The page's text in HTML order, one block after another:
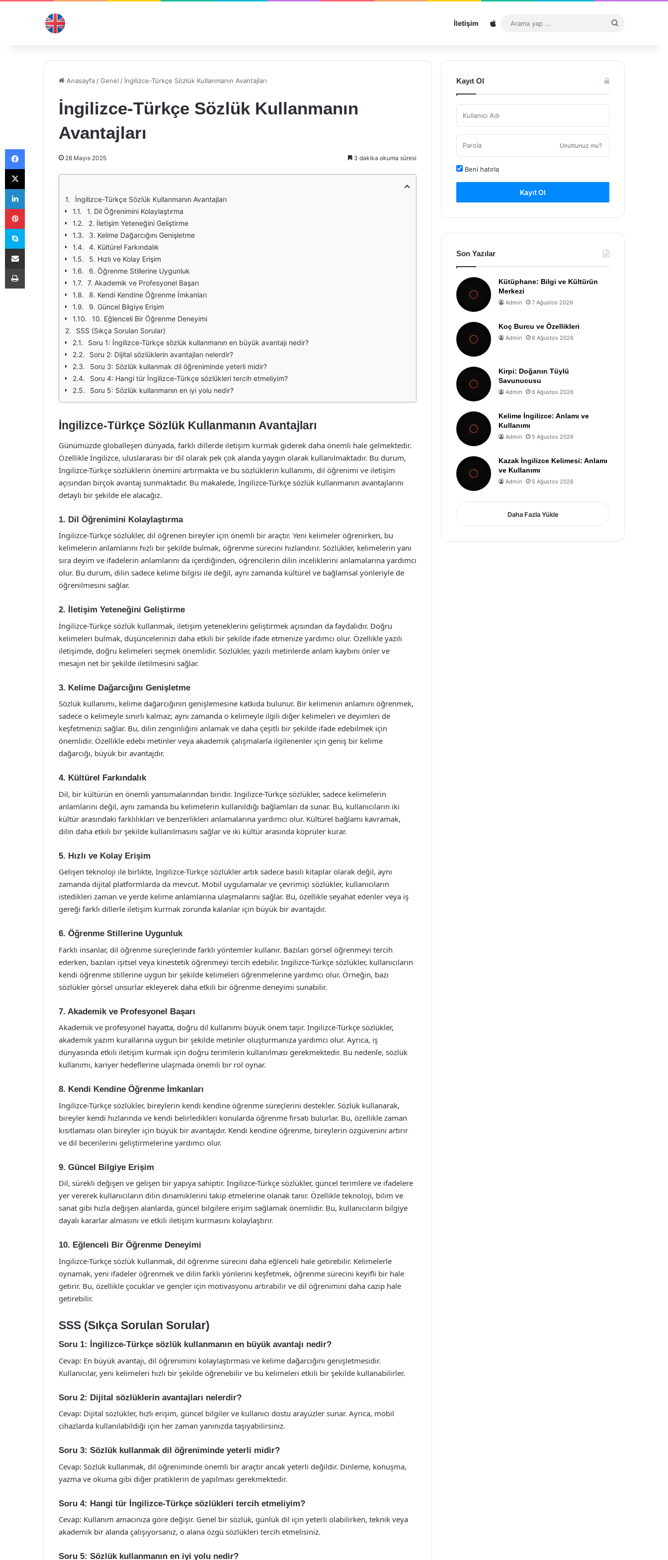
İletişim Sitemap
...
Anasayfa /Genel / İngilizce-Türkçe Sözlük Kullanmanın Avantajları
İngilizce-Türkçe Sözlük Kullanmanın
Avantajları
28 Mayıs 2025 3 dakika okuma süresi
İngilizce-Türkçe Sözlük Kullanmanın Avantajları
1. Dil Öğrenimini Kolaylaştırma
2. İletişim Yeteneğini Geliştirme
3. Kelime Dağarcığını Genişletme
4. Kültürel Farkındalık
5. Hızlı ve Kolay Erişim
6. Öğrenme Stillerine Uygunluk
7. Akademik ve Profesyonel Başarı
8. Kendi Kendine Öğrenme İmkanları
9. Güncel Bilgiye Erişim
10. Eğlenceli Bir Öğrenme Deneyimi
SSS (Sıkça Sorulan Sorular)
Soru 1: İngilizce-Türkçe sözlük kullanmanın en büyük avantajı nedir?
Soru 2: Dijital sözlüklerin avantajları nelerdir?
Soru 3: Sözlük kullanmak dil öğreniminde yeterli midir?
Soru 4: Hangi tür İngilizce-Türkçe sözlükleri tercih etmeliyim?
Soru 5: Sözlük kullanmanın en iyi yolu nedir?
İngilizce-Türkçe Sözlük Kullanmanın Avantajları
Günümüzde globalleşen dünyada, farklı dillerde iletişim kurmak giderek daha önemli hale gelmektedir.
Özellikle İngilizce, uluslararası bir dil olarak pek çok alanda yaygın olarak kullanılmaktadır. Bu durum,
İngilizce-Türkçe sözlüklerin önemini artırmakta ve bu sözlüklerin kullanımı, dil öğrenimi ve iletişim
açısından birçok avantaj sunmaktadır. Bu makalede, İngilizce-Türkçe sözlük kullanmanın avantajlarını
detaylı bir şekilde ele alacağız.
1. Dil Öğrenimini Kolaylaştırma
İngilizce-Türkçe sözlükler, dil öğrenen bireyler için önemli bir araçtır. Yeni kelimeler öğrenirken, bu
kelimelerin anlamlarını hızlı bir şekilde bulmak, öğrenme sürecini hızlandırır. Sözlükler, kelimelerin yanı
sıra deyim ve ifadelerin anlamlarını da içerdiğinden, öğrencilerin dilin inceliklerini anlamalarına yardımcı
olur. Bu durum, dilin sadece kelime bilgisi ile değil, aynı zamanda kültürel ve bağlamsal yönleriyle de
öğrenilmesini sağlar.
2. İletişim Yeteneğini Geliştirme
İngilizce-Türkçe sözlük kullanmak, iletişim yeteneklerini geliştirmek açısından da faydalıdır. Doğru
kelimeleri bulmak, düşüncelerinizi daha etkili bir şekilde ifade etmenize yardımcı olur. Özellikle yazılı
iletişimde, doğru kelimeleri seçmek önemlidir. Sözlükler, yazılı metinlerde anlam kaybını önler ve
mesajın net bir şekilde iletilmesini sağlar.
3. Kelime Dağarcığını Genişletme
Sözlük kullanımı, kelime dağarcığının genişlemesine katkıda bulunur. Bir kelimenin anlamını öğrenmek,
sadece o kelimeyle sınırlı kalmaz; aynı zamanda o kelimeyle ilgili diğer kelimeleri ve deyimleri de
keşfetmenizi sağlar. Bu, dilin zenginliğini anlamak ve daha çeşitli bir şekilde ifade edebilmek için
önemlidir. Özellikle edebi metinler veya akademik çalışmalarla ilgilenenler için geniş bir kelime
dağarcığı, büyük bir avantajdır.
4. Kültürel Farkındalık
Dil, bir kültürün en önemli yansımalarından biridir. İngilizce-Türkçe sözlükler, sadece kelimelerin
anlamlarını değil, aynı zamanda bu kelimelerin kullanıldığı bağlamları da sunar. Bu, kullanıcıların iki
kültür arasındaki farklılıkları ve benzerlikleri anlamalarına yardımcı olur. Kültürel bağlamı kavramak,
dilin daha etkili bir şekilde kullanılmasını sağlar ve iki kültür arasında köprüler kurar.
5. Hızlı ve Kolay Erişim
Gelişen teknoloji ile birlikte, İngilizce-Türkçe sözlükler artık sadece basılı kitaplar olarak değil, aynı
zamanda dijital platformlarda da mevcut. Mobil uygulamalar ve çevrimiçi sözlükler, kullanıcıların
istedikleri zaman ve yerde kelime anlamlarına ulaşmalarını sağlar. Bu, özellikle seyahat edenler veya iş
gereği farklı dillerle iletişim kurmak zorunda kalanlar için büyük bir avantajdır.
6. Öğrenme Stillerine Uygunluk
Farklı insanlar, dil öğrenme süreçlerinde farklı yöntemler kullanır. Bazıları görsel öğrenmeyi tercih
ederken, bazıları işitsel veya kinestetik öğrenmeyi tercih edebilir. İngilizce-Türkçe sözlükler, kullanıcıların
kendi öğrenme stillerine uygun bir şekilde kelimeleri öğrenmelerine yardımcı olur. Örneğin, bazı
sözlükler görsel unsurlar ekleyerek daha etkili bir öğrenme deneyimi sunabilir.
7. Akademik ve Profesyonel Başarı
Akademik ve profesyonel hayatta, doğru dil kullanımı büyük önem taşır. İngilizce-Türkçe sözlükler,
akademik yazım kurallarına uygun bir şekilde metinler oluşturmanıza yardımcı olur. Ayrıca, iş
dünyasında etkili iletişim kurmak için doğru terimlerin kullanılması gerekmektedir. Bu nedenle, sözlük
kullanımı, kariyer hedeflerine ulaşmada önemli bir rol oynar.
8. Kendi Kendine Öğrenme İmkanları
İngilizce-Türkçe sözlükler, bireylerin kendi kendine öğrenme süreçlerini destekler. Sözlük kullanarak,
bireyler kendi hızlarında ve kendi belirledikleri konularda öğrenme fırsatı bulurlar. Bu, özellikle zaman
kısıtlaması olan bireyler için büyük bir avantajdır. Kendi kendine öğrenme, bireylerin özgüvenini artırır
ve dil becerilerini geliştirmelerine yardımcı olur.
9. Güncel Bilgiye Erişim
Dil, sürekli değişen ve gelişen bir yapıya sahiptir. İngilizce-Türkçe sözlükler, güncel terimlere ve ifadelere
yer vererek kullanıcıların dilin dinamiklerini takip etmelerine olanak tanır. Özellikle teknoloji, bilim ve
sanat gibi hızla değişen alanlarda, güncel bilgilere erişim sağlamak önemlidir. Bu, kullanıcıların bilgiye
dayalı kararlar almasını ve etkili iletişim kurmasını kolaylaştırır.
10. Eğlenceli Bir Öğrenme Deneyimi
İngilizce-Türkçe sözlük kullanmak, dil öğrenme sürecini daha eğlenceli hale getirebilir. Kelimelerle
oynamak, yeni ifadeler öğrenmek ve dilin farklı yönlerini keşfetmek, öğrenme sürecini keyifli bir hale
getirir. Bu, özellikle çocuklar ve gençler için motivasyonu artırabilir ve dil öğrenimini daha cazip hale
getirebilir.
SSS (Sıkça Sorulan Sorular)
Soru 1: İngilizce-Türkçe sözlük kullanmanın en büyük avantajı nedir?
Cevap: En büyük avantajı, dil öğrenimini kolaylaştırması ve kelime dağarcığını genişletmesidir.
Kullanıcılar, yeni kelimeleri hızlı bir şekilde öğrenebilir ve bu kelimeleri etkili bir şekilde kullanabilirler.
Soru 2: Dijital sözlüklerin avantajları nelerdir?
Cevap: Dijital sözlükler, hızlı erişim, güncel bilgiler ve kullanıcı dostu arayüzler sunar. Ayrıca, mobil
cihazlarda kullanılabildiği için her zaman yanınızda taşıyabilirsiniz.
Soru 3: Sözlük kullanmak dil öğreniminde yeterli midir?
Cevap: Sözlük kullanmak, dil öğreniminde önemli bir araçtır ancak yeterli değildir. Dinleme, konuşma,
yazma ve okuma gibi diğer pratiklerin de yapılması gerekmektedir.
Soru 4: Hangi tür İngilizce-Türkçe sözlükleri tercih etmeliyim?
Cevap: Kullanım amacınıza göre değişir. Genel bir sözlük, günlük dil için yeterli olabilirken, teknik veya
akademik bir alanda çalışıyorsanız, o alana özgü sözlükleri tercih etmelisiniz.
Soru 5: Sözlük kullanmanın en iyi yolu nedir?
Kayıt Ol
Unuttunuz mu?
Beni hatırla
Kayıt Ol
Son Yazılar
Kütüphane: Bilgi ve Kültürün
Merkezi
Admin 7 Ağustos 2026
Koç Burcu ve Özellikleri
Admin 6 Ağustos 2026
Kirpi: Doğanın Tüylü
Savunucusu
Admin 6 Ağustos 2026
Kelime İngilizce: Anlamı ve
Kullanımı
Admin 5 Ağustos 2026
Kazak İngilizce Kelimesi: Anlamı
ve Kullanımı
Admin 5 Ağustos 2026
Daha Fazla Yükle
Facebook
X
LinkedIn
Pinterest
Skype
E-Posta ile paylaş